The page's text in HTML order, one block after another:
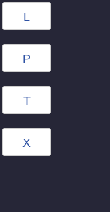
L
P
T
X